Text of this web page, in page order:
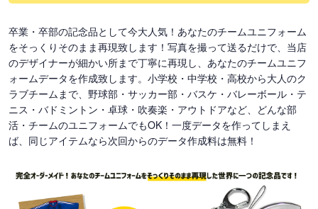
卒業・卒部の記念品として今大人気！あなたのチームユニフォーム
をそっくりそのまま再現致します！写真を撮って送るだけで、当店
のデザイナーが細かい所まで丁寧に再現し、あなたのチームユニフ
ォームデータを作成致します。小学校・中学校・高校から大人のク
ラブチームまで、野球部・サッカー部・バスケ・バレーボール・テ
ニス・バドミントン・卓球・吹奏楽・アウトドアなど、どんな部
活・チームのユニフォームでもOK！一度データを作ってしまえ
ば、同じアイテムなら次回からのデータ作成料は無料！